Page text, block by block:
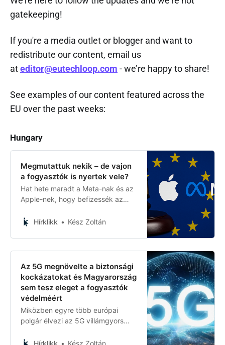
gatekeeping!
If you're a media outlet or blogger and want to
redistribute our content, email us
ateditor@eutechloop.com - we’re happy to share!
See examples of our content featured across the
EU over the past weeks:
Hungary
Megmutattuk nekik – de vajon
a fogyasztók is nyertek vele?
Hat hete maradt a Meta-nak és az
Apple-nek, hogy befizessék az
gigabírságokat: előbbit 200 millió,
a digitális piacokról szóló törvény
(DMA) megsértéséért. Ha nem
fizetnek időben, további szankciók
jöhetnek. De valóban a fogyasztók
érdekében történt mindez – vagy
inkább szimbolikus hadüzenet az
Hírklikk Kész Zoltán
Az 5G megnövelte a biztonsági
kockázatokat és Magyarország
sem tesz eleget a fogyasztók
védelméért
Miközben egyre több európai
polgár élvezi az 5G villámgyors
gondolnak bele, hogy a modern
Hírklikk Kész Zoltán